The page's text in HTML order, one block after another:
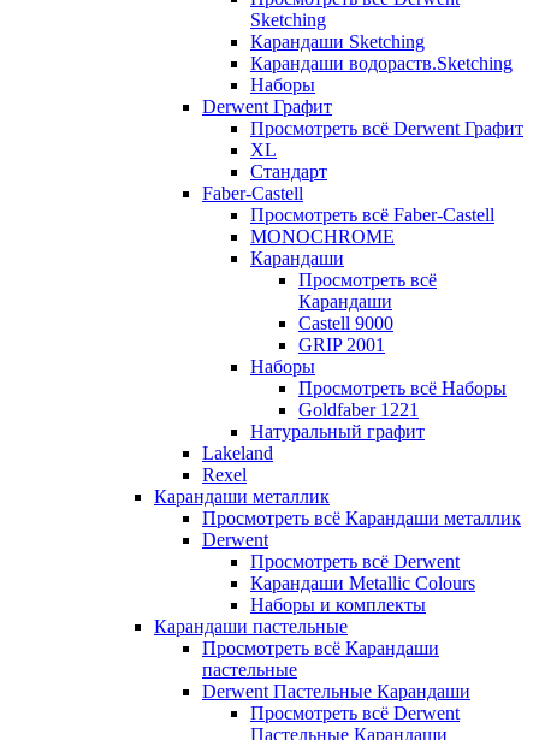
Sketching
Карандаши Sketching
Карандаши водораств.Sketching
Наборы
Derwent Графит
Просмотреть всё Derwent Графит
XL
Стандарт
Faber-Castell
Просмотреть всё Faber-Castell
MONOCHROME
Карандаши
Просмотреть всё
Карандаши
Castell 9000
GRIP 2001
Наборы
Просмотреть всё Наборы
Goldfaber 1221
Натуральный графит
Lakeland
Rexel
Карандаши металлик
Просмотреть всё Карандаши металлик
Derwent
Просмотреть всё Derwent
Карандаши Metallic Colours
Наборы и комплекты
Карандаши пастельные
Просмотреть всё Карандаши
пастельные
Derwent Пастельные Карандаши
Просмотреть всё Derwent
Пастельные Карандаши